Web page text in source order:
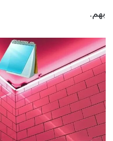
بهم.